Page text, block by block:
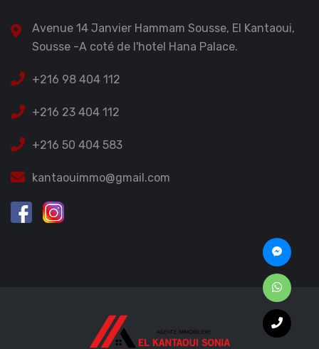
Avenue 14 Janvier Hammam Sousse, El Kantaoui,
Sousse -A coté de l'hotel Hana Palace.
+216 98 404 112
+216 23 404 112
+216 50 404 583
kantaouimmo@gmail.com